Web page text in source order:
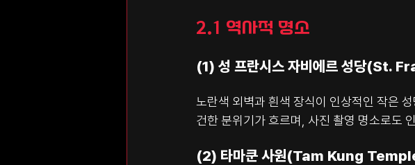
2.1 역사적 명소
(1) 성 프란시스 자비에르 성당(St.
노란색 외벽과 흰색 장식이 인상적인 작은
건한 분위기가 흐르며, 사진 촬영 명소로도
(2) 타마쿤 사원(Tam Kung